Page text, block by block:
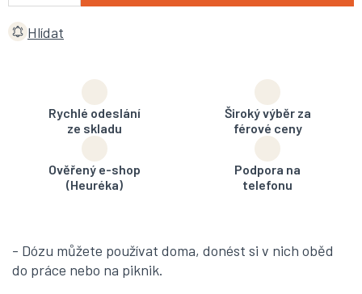
Hlídat
Rychlé odeslání
ze skladu
Široký výběr za
férové ceny
Ověřený e-shop
(Heuréka)
Podpora na
telefonu
- Dózu můžete používat doma, donést si v nich oběd
do práce nebo na piknik.